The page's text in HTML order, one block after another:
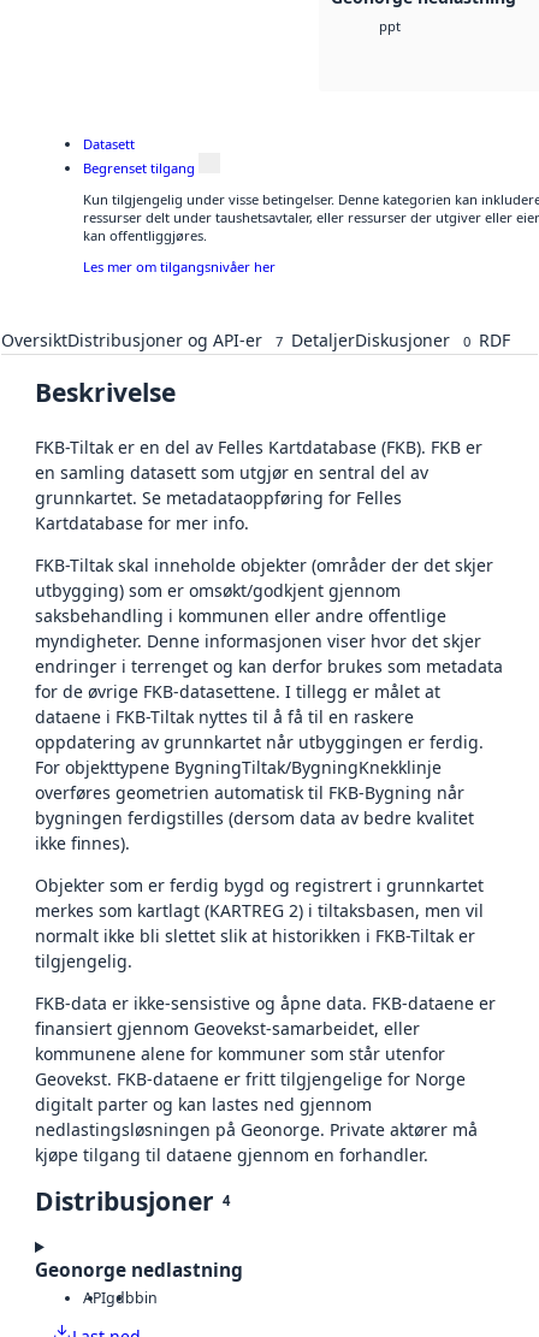
ppt
Datasett
Begrenset tilgang
Kun tilgjengelig under visse betingelser. Denne kategorien kan
ressurser delt under taushetsavtaler, eller ressurser der utgiver eller
kan offentliggjøres.
Les mer om tilgangsnivåer her
OversiktDistribusjoner og API-er 7 DetaljerDiskusjoner 0 RDF
Beskrivelse
FKB-Tiltak er en del av Felles Kartdatabase (FKB). FKB er
en samling datasett som utgjør en sentral del av
grunnkartet. Se metadataoppføring for Felles
Kartdatabase for mer info.
FKB-Tiltak skal inneholde objekter (områder der det skjer
utbygging) som er omsøkt/godkjent gjennom
saksbehandling i kommunen eller andre offentlige
myndigheter. Denne informasjonen viser hvor det skjer
endringer i terrenget og kan derfor brukes som metadata
for de øvrige FKB-datasettene. I tillegg er målet at
dataene i FKB-Tiltak nyttes til å få til en raskere
oppdatering av grunnkartet når utbyggingen er ferdig.
For objekttypene BygningTiltak/BygningKnekklinje
overføres geometrien automatisk til FKB-Bygning når
bygningen ferdigstilles (dersom data av bedre kvalitet
ikke finnes).
Objekter som er ferdig bygd og registrert i grunnkartet
merkes som kartlagt (KARTREG 2) i tiltaksbasen, men vil
normalt ikke bli slettet slik at historikken i FKB-Tiltak er
tilgjengelig.
FKB-data er ikke-sensistive og åpne data. FKB-dataene er
finansiert gjennom Geovekst-samarbeidet, eller
kommunene alene for kommuner som står utenfor
Geovekst. FKB-dataene er fritt tilgjengelige for Norge
digitalt parter og kan lastes ned gjennom
nedlastingsløsningen på Geonorge. Private aktører må
kjøpe tilgang til dataene gjennom en forhandler.
Distribusjoner 4
Geonorge nedlastning
APIgdbbin